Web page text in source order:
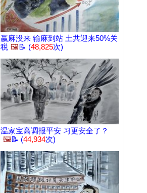
赢麻没来 输麻到站 土共迎来50%关
税 🖼️📝 (48,825次)
温家宝高调报平安 习更安全了？
🖼️📝 (44,934次)